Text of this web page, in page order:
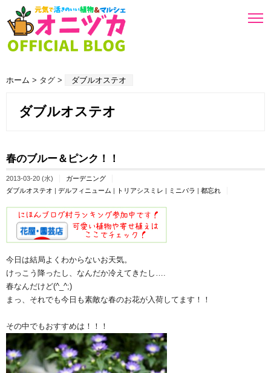
ホーム > タグ > ダブルオステオ
ダブルオステオ
春のブルー＆ピンク！！
2013-03-20 (水)
ガーデニング
ダブルオステオ | デルフィニューム | トリアシスミレ | ミニバラ | 都忘れ
今日は結局よくわからないお天気。
けっこう降ったし、なんだか冷えてきたし….
春なんだけど(^_^;)
まっ、それでも今日も素敵な春のお花が入荷してます！！
その中でもおすすめは！！！